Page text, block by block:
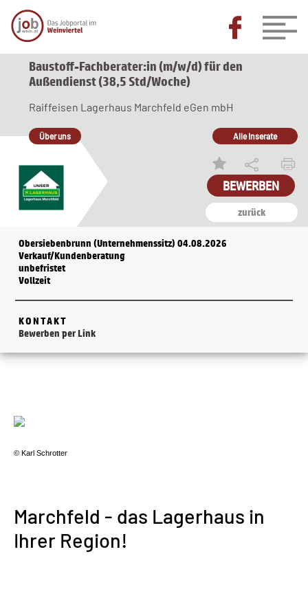
Baustoff-Fachberater:in (m/w/d) für den
Außendienst (38,5 Std/Woche)
zurück
Raiffeisen Lagerhaus Marchfeld eGen mbH
Über uns Alle Inserate
Obersiebenbrunn (Unternehmenssitz) 04.08.2026
Verkauf/Kundenberatung
unbefristet
Vollzeit
KONTAKT
Bewerben per Link
© Karl Schrotter
Marchfeld - das Lagerhaus in
Ihrer Region!